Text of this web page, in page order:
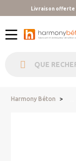
Livraison offerte
Harmony Béton